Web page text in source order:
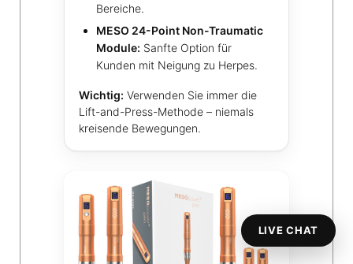
Bereiche.
MESO 24-Point Non-Traumatic
Module: Sanfte Option für
Kunden mit Neigung zu Herpes.
Wichtig: Verwenden Sie immer die
Lift-and-Press-Methode – niemals
kreisende Bewegungen.
LIVE CHAT